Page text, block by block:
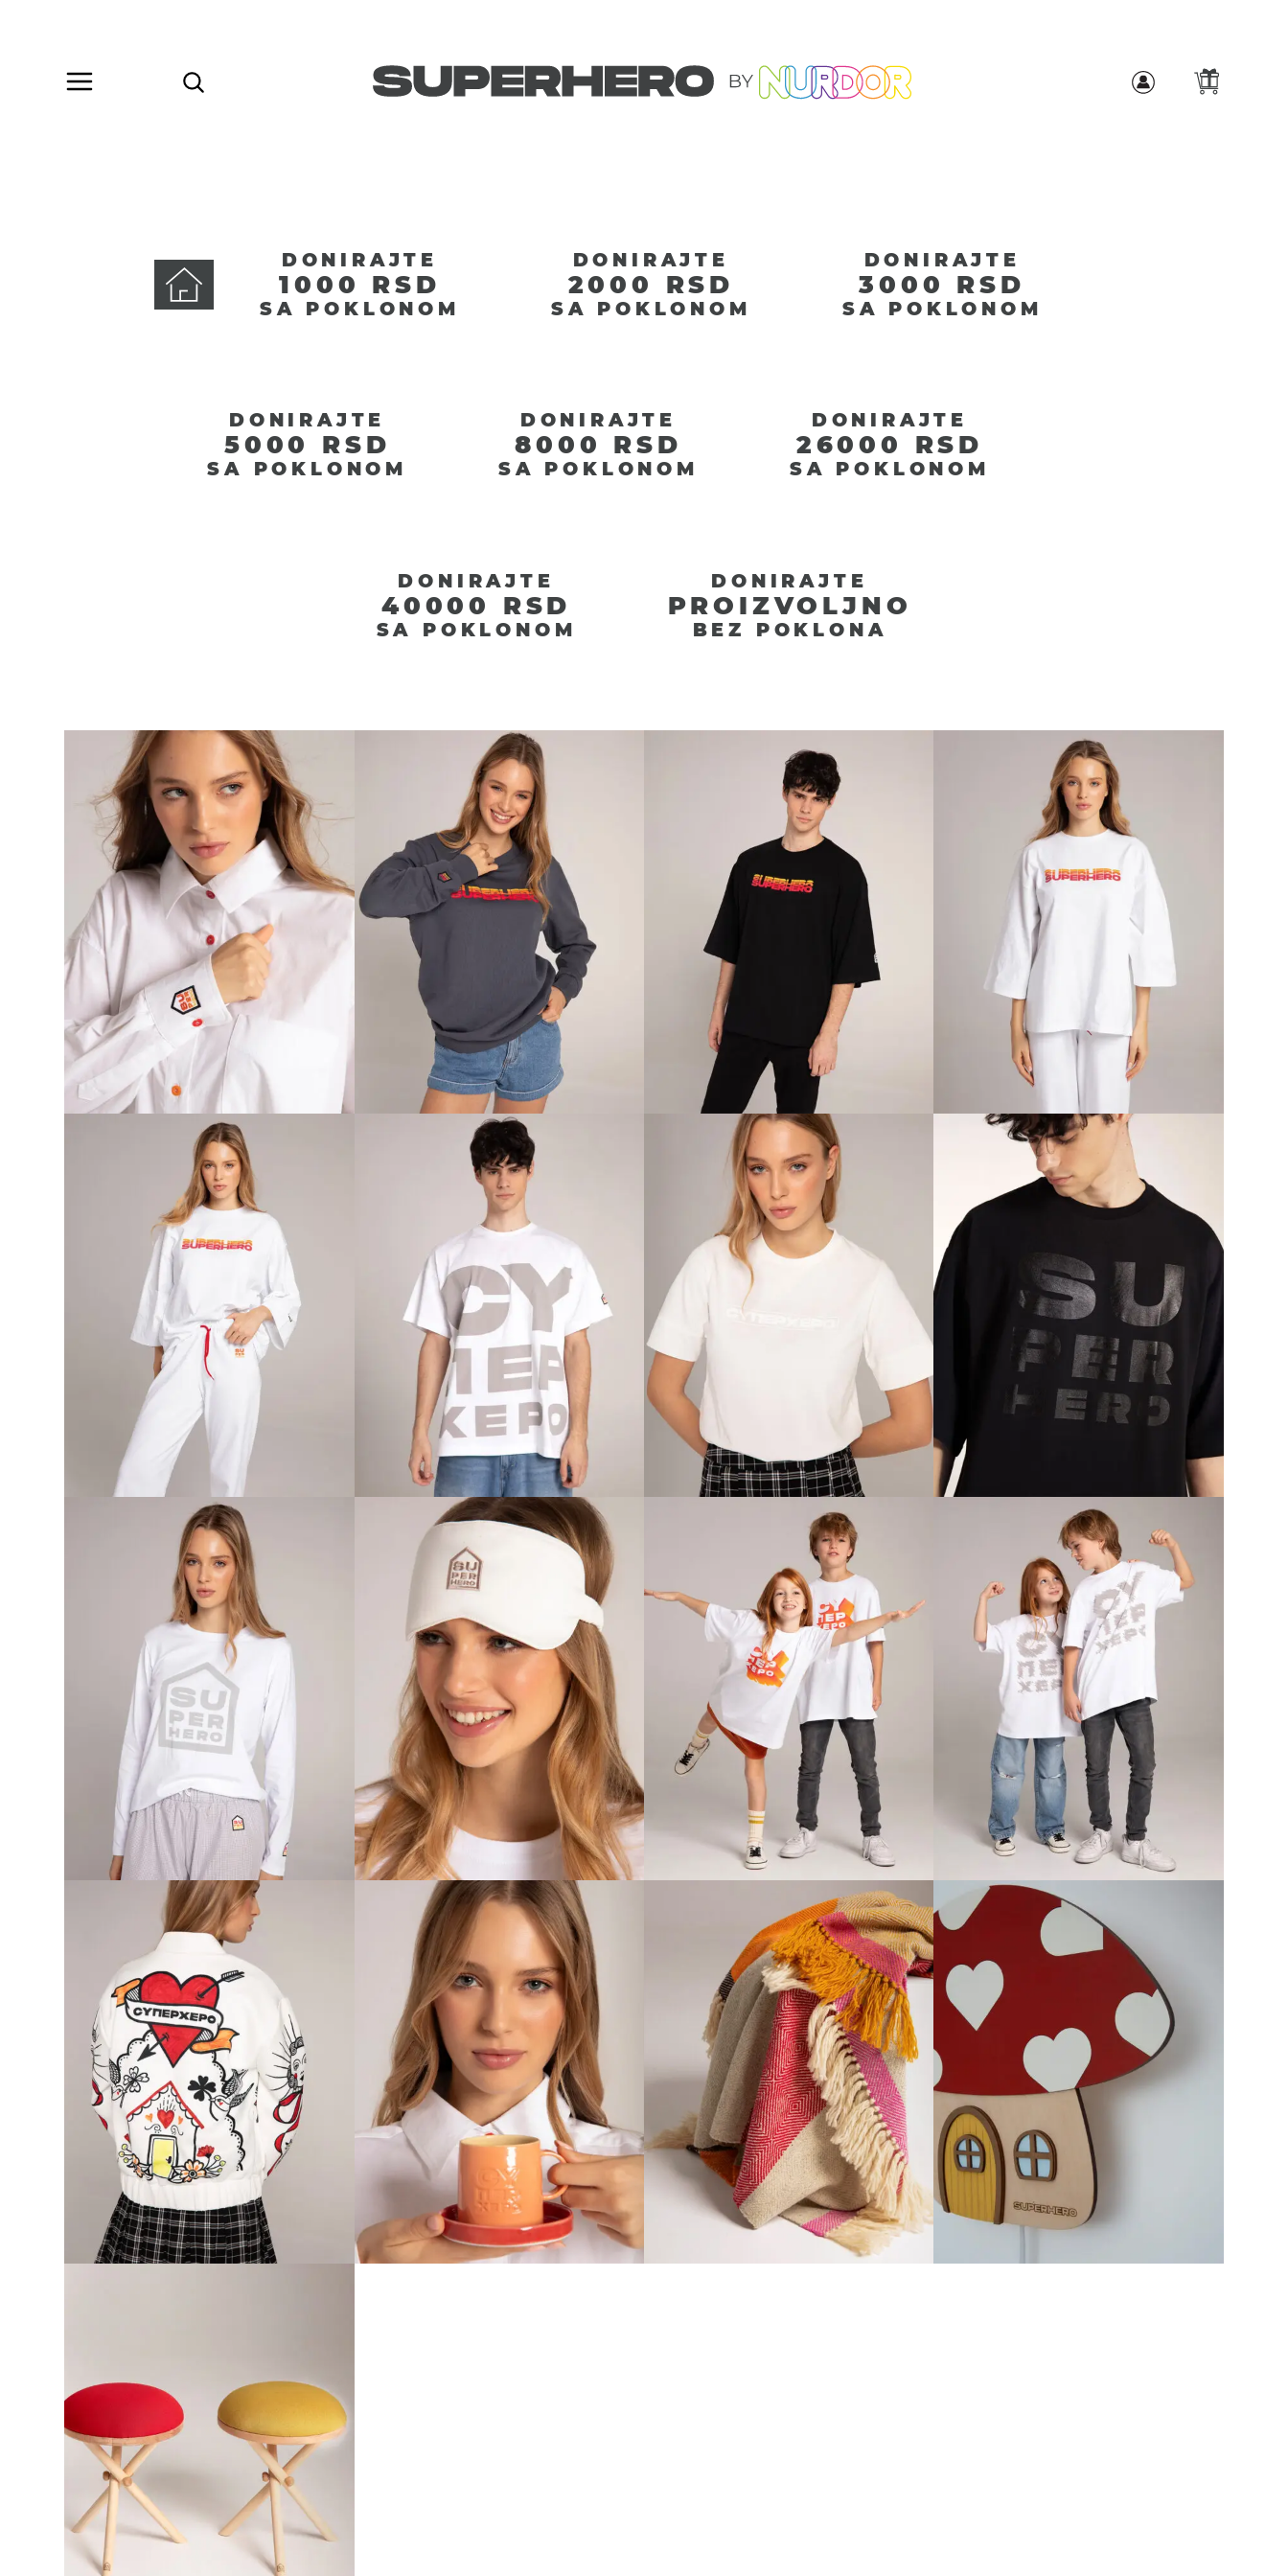
DONIRAJTE
1000 RSD
SA POKLONOM
DONIRAJTE
2000 RSD
SA POKLONOM
DONIRAJTE
3000 RSD
SA POKLONOM
DONIRAJTE
5000 RSD
SA POKLONOM
DONIRAJTE
8000 RSD
SA POKLONOM
DONIRAJTE
26000 RSD
SA POKLONOM
DONIRAJTE
40000 RSD
SA POKLONOM
DONIRAJTE
PROIZVOLJNO
BEZ POKLONA
SUNDAY MORNING UNISEX
KOŠULJA
BE YOU, BE SUPERHERO
UNISEX DUKS
CATCHING SUNSET MUŠKA
MAJICA
CATCHING SUNRISE ŽENSKA
MAJICA
SUPER COMFY ŽENSKE
PANTALONE
SUPER EASYGOING MUŠKA
MAJICA
KEEP IT SIMPLE ŽENSKA
MIDNIGHT MUŠKA MAJICA
SUPER POWER NAP ŽENSKA
PIDŽAMA
SUPER NAP MASKA ZA
SPAVANJE
IZNOS DONACIJE 1000 RSD
SUPER ENERGY DEČJA
MAJICA
SUPER PLAYFUL DEČJA
MAJICA
SUPER POWER JACKET ANA
LJUBINKOVIĆ
SUPER BREAK SET GALLERY
1250
IZNOS DONACIJE 5000 RSD
SUPER BLANKET NITI
IZNOS DONACIJE 40000 RSD
SUPER LIGHT TWO N
IZNOS DONACIJE 5000 RSD
SUPER PUFF STOOL WOOD